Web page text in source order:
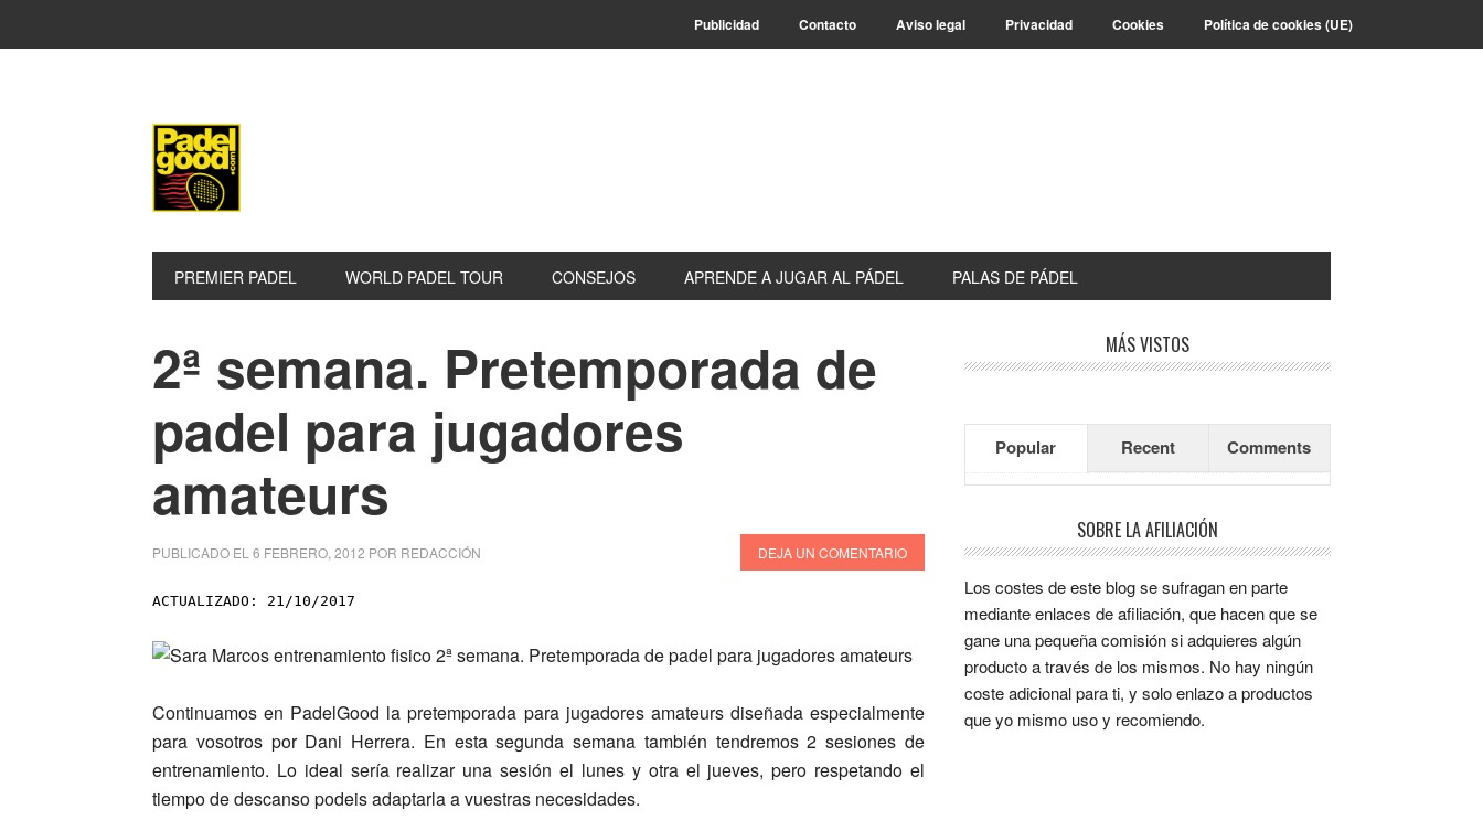
a
al
a
Publicidad Contacto Aviso legal Privacidad Cookies Política de cookies (UE)
PREMIER PADEL WORLD PADEL TOUR CONSEJOS APRENDE A JUGAR AL PÁDEL PALAS DE PÁDEL
2ª semana. Pretemporada de
padel para jugadores
amateurs
PUBLICADO EL 6 FEBRERO, 2012 POR REDACCIÓN DEJA UN COMENTARIO
ACTUALIZADO: 21/10/2017
Continuamos en PadelGood la pretemporada para jugadores amateurs diseñada especialmente
para vosotros por Dani Herrera. En esta segunda semana también tendremos2 sesiones de
entrenamiento. Lo ideal sería realizar una sesión el lunes y otra el jueves, pero respetando el
tiempo de descanso podeis adaptarla a vuestras necesidades.
lateral
MÁS VISTOS
Popular Recent Comments
SOBRE LA AFILIACIÓN
Los costes de este blog se sufragan en parte
mediante enlaces de afiliación, que hacen que se
gane una pequeña comisión si adquieres algún
producto a través de los mismos. No hay ningún
coste adicional para ti, y solo enlazo a productos
que yo mismo uso y recomiendo.